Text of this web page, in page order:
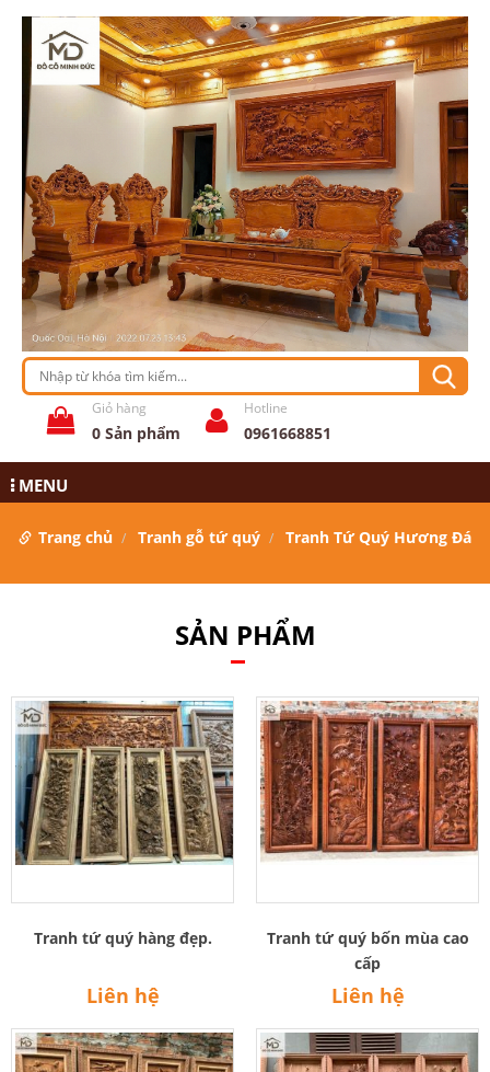
Giỏ hàng
0 Sản phẩm
Hotline
0961668851
MENU
Trang chủ Tranh gỗ tứ quý Tranh Tứ Quý Hương Đá
SẢN PHẨM
Tranh tứ quý hàng đẹp.
Liên hệ
Tranh tứ quý bốn mùa cao
cấp
Liên hệ